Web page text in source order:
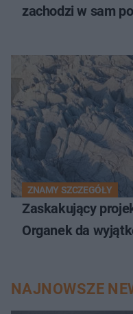
zachodzi w sam
ZNAMY SZCZEGÓŁY
Zaskakujący
Organek da
NAJNOWSZE